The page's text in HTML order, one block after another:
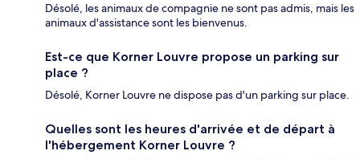
Désolé, les animaux de compagnie ne sont pas admis, mais les
animaux d'assistance sont les bienvenus.
Est-ce que Korner Louvre propose un parking sur
place ?
Désolé, Korner Louvre ne dispose pas d'un parking sur place.
Quelles sont les heures d'arrivée et de départ à
l'hébergement Korner Louvre ?